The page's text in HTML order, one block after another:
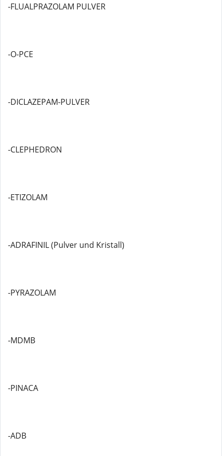
-FLUALPRAZOLAM PULVER
-O-PCE
-DICLAZEPAM-PULVER
-CLEPHEDRON
-ETIZOLAM
-ADRAFINIL (Pulver und Kristall)
-PYRAZOLAM
-MDMB
-PINACA
-ADB